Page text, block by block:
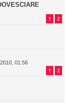
1 2
01:56
1 2